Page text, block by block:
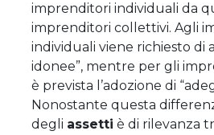
imprenditori individuali da
imprenditori collettivi. Agli
individuali viene richiesto di
idonee”, mentre per gli
è prevista l’adozione di
Nonostante questa
degli assetti è di rilevanza